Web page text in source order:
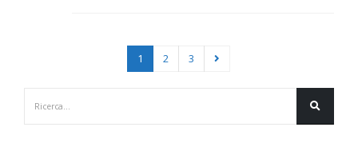
1 2 3